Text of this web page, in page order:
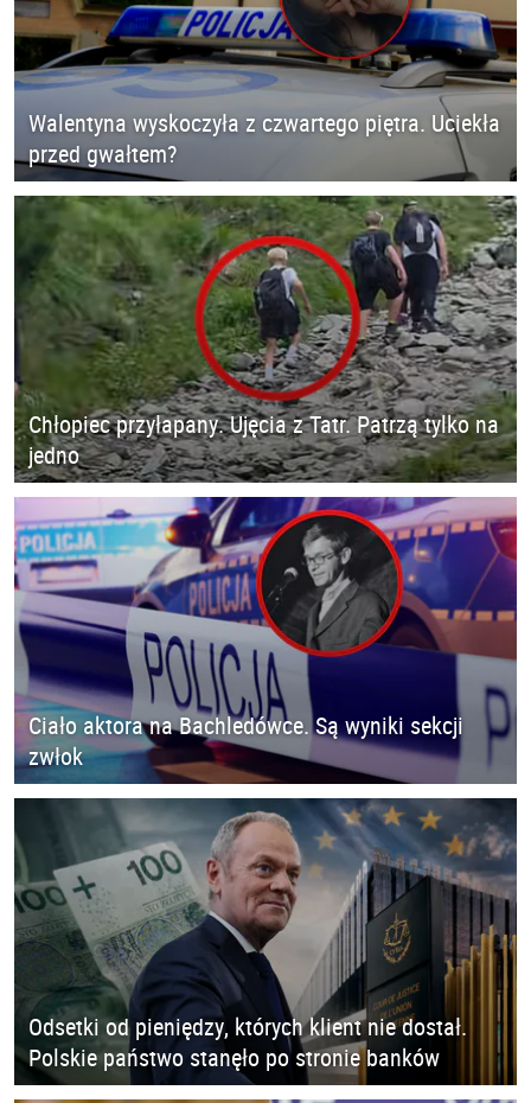
Walentyna wyskoczyła z czwartego piętra. Uciekła
przed gwałtem?
Chłopiec przyłapany. Ujęcia z Tatr. Patrzą tylko na
jedno
Ciało aktora na Bachledówce. Są wyniki sekcji
zwłok
Odsetki od pieniędzy, których klient nie dostał.
Polskie państwo stanęło po stronie banków